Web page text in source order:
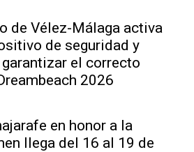
de Vélez-Málaga activa
de seguridad y
el correcto
2026
en honor a la
llega del 16 al 19 de